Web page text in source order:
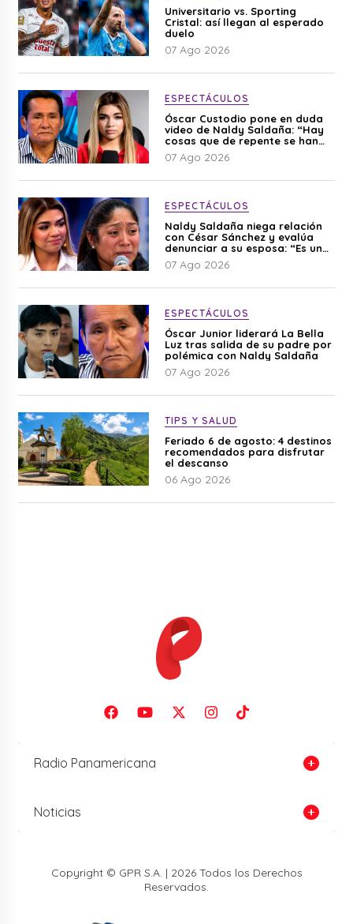
Universitario vs. Sporting
Cristal: así llegan al esperado
duelo
07 Ago 2026
ESPECTÁCULOS
Óscar Custodio pone en duda
video de Naldy Saldaña: “Hay
cosas que de repente se han
editado”
07 Ago 2026
ESPECTÁCULOS
Naldy Saldaña niega relación
con César Sánchez y evalúa
denunciar a su esposa: “Es una
difamación”
07 Ago 2026
ESPECTÁCULOS
Óscar Junior liderará La Bella
Luz tras salida de su padre por
polémica con Naldy Saldaña
07 Ago 2026
TIPS Y SALUD
Feriado 6 de agosto: 4 destinos
recomendados para disfrutar
el descanso
06 Ago 2026
Radio Panamericana
Noticias
Copyright © GPR S.A. | 2026 Todos los Derechos
Reservados.